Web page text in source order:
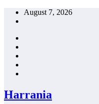
Skip
August 7, 2026
Harrania